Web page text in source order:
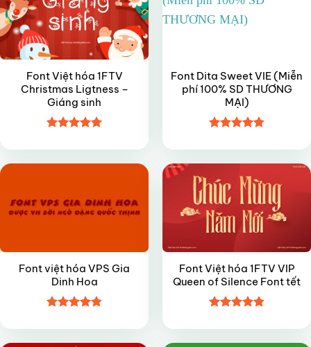
Font Việt hóa 1FTV
Christmas Ligtness –
Giáng sinh
hạng55
Font Dita Sweet VIE (Miễn
phí 100% SD THƯƠNG
MẠI)
hạng4.85
Font việt hóa VPS Gia
Dinh Hoa
hạng4.85
sao
Font Việt hóa 1FTV VIP
Queen of Silence Font tết
hạng4.85
sao